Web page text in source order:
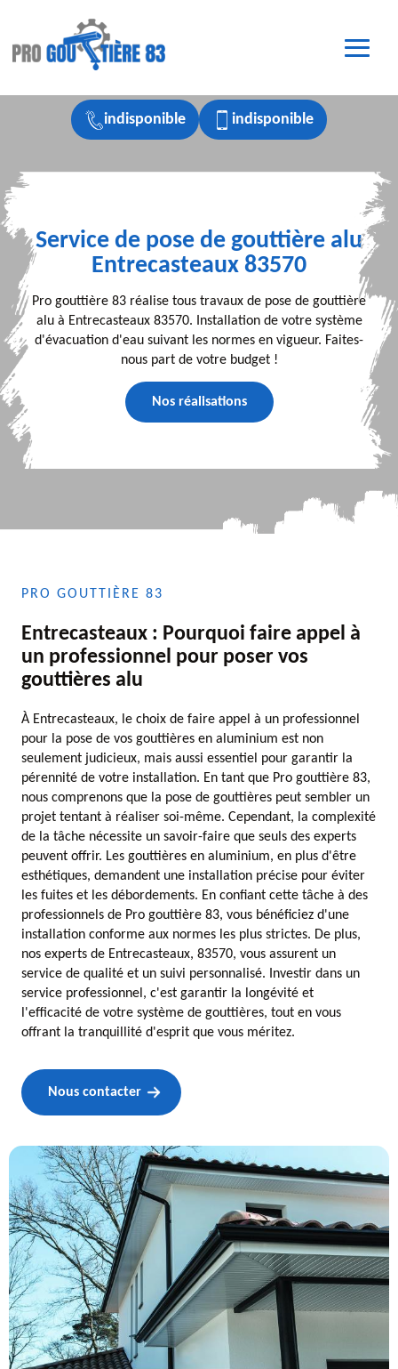
indisponible indisponible
Service de pose de gouttière alu
Entrecasteaux 83570
Pro gouttière 83 réalise tous travaux de pose de gouttière
alu à Entrecasteaux 83570. Installation de votre système
d'évacuation d'eau suivant les normes en vigueur. Faites-
nous part de votre budget !
Nos réalisations
PRO GOUTTIÈRE 83
Entrecasteaux : Pourquoi faire appel à
un professionnel pour poser vos
gouttières alu
À Entrecasteaux, le choix de faire appel à un professionnel
pour la pose de vos gouttières en aluminium est non
seulement judicieux, mais aussi essentiel pour garantir la
pérennité de votre installation. En tant que Pro gouttière 83,
nous comprenons que la pose de gouttières peut sembler un
projet tentant à réaliser soi-même. Cependant, la complexité
de la tâche nécessite un savoir-faire que seuls des experts
peuvent offrir. Les gouttières en aluminium, en plus d'être
esthétiques, demandent une installation précise pour éviter
les fuites et les débordements. En confiant cette tâche à des
professionnels de Pro gouttière 83, vous bénéficiez d'une
installation conforme aux normes les plus strictes. De plus,
nos experts de Entrecasteaux, 83570, vous assurent un
service de qualité et un suivi personnalisé. Investir dans un
service professionnel, c'est garantir la longévité et
l'efficacité de votre système de gouttières, tout en vous
offrant la tranquillité d'esprit que vous méritez.
Nous contacter